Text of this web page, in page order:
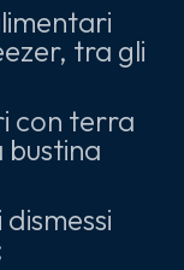
tra gli
con terra
bustina